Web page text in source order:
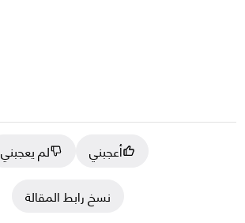
أعجبني
لم يعجبني
نسخ رابط المقالة